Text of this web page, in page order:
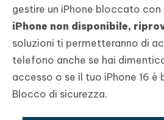
gestire un iPhone bloccato con
iPhone non disponibile,
soluzioni ti permetteranno di
telefono anche se hai
accesso o se il tuo iPhone 16
Blocco di sicurezza.